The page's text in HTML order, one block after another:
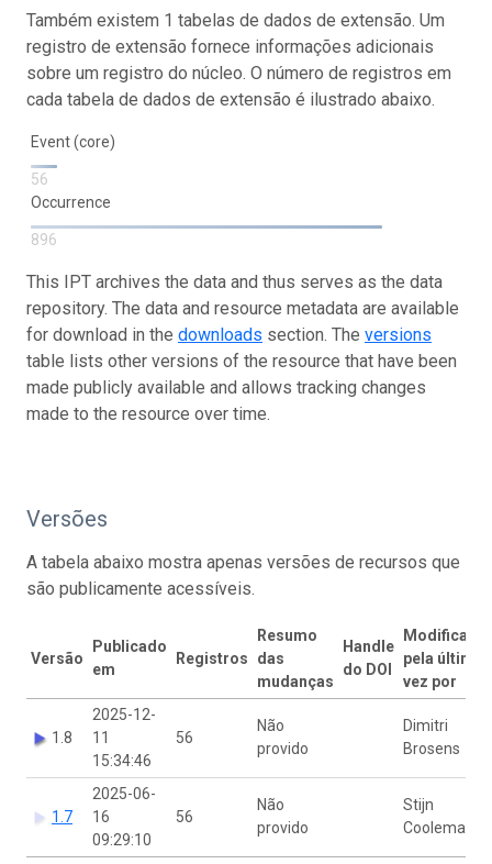
Também existem 1 tabelas de dados de extensão. Um
registro de extensão fornece informações adicionais
sobre um registro do núcleo. O número de registros em
cada tabela de dados de extensão é ilustrado abaixo.
Event (core)
56
Occurrence
896
This IPT archives the data and thus serves as the data
repository. The data and resource metadata are available
for download in the downloads section. The versions
table lists other versions of the resource that have been
made publicly available and allows tracking changes
made to the resource over time.
Versões
A tabela abaixo mostra apenas versões de recursos que
são publicamente acessíveis.
Versão
Publicado
em
Registros
Resumo
das
mudanças
Handle
do DOI
Modificado
pela última
vez por
1.8
2025-12-
11
15:34:46
56
Não
provido
Dimitri
Brosens
1.7
2025-06-
16
09:29:10
56
Não
provido
Stijn
Cooleman